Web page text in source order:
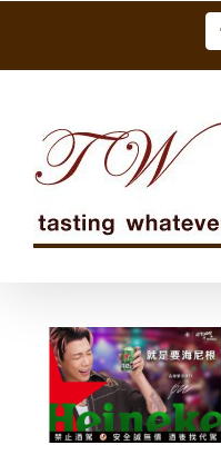
海尼根攜手年
度品牌摯友打
開下班後的